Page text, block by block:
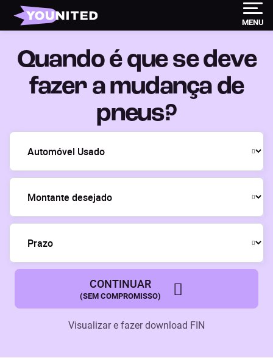
MENU
Quando é que se deve
fazer a mudança de
pneus?
CONTINUAR
(SEM COMPROMISSO)
Visualizar e fazer download FIN